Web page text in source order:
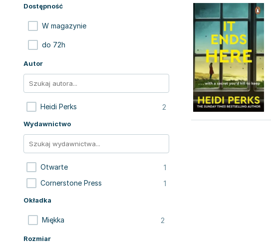
Dostępność
W magazynie
do 72h
Autor
Heidi Perks 2
Wydawnictwo
Otwarte 1
Cornerstone Press 1
Okładka
Miękka 2
Rozmiar